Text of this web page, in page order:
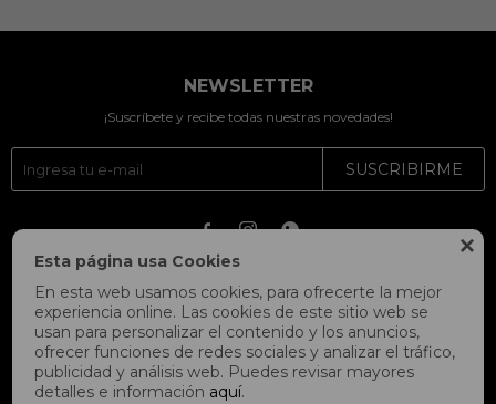

Esta página usa Cookies
En esta web usamos cookies, para ofrecerte la mejor
experiencia online. Las cookies de este sitio web se
usan para personalizar el contenido y los anuncios,
ofrecer funciones de redes sociales y analizar el tráfico,
publicidad y análisis web. Puedes revisar mayores
detalles e información aquí.
NEWSLETTER
¡Suscríbete y recibe todas nuestras novedades!
SUSCRIBIRME
  